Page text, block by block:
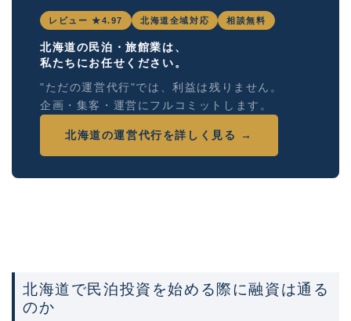
レビュー ★4.97 北海道全域対応 相談無料
北海道の民泊・旅館業は、
私たちにお任せください。
"ただの運営代行"では、利益は残りません。
企画・集客・運営にフルコミットします。
北海道の運営代行を詳しく見る →
北海道で民泊投資を始める際に融資は通る
のか